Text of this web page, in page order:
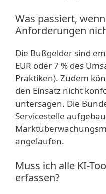
Was passiert,
Anforderungen
Die Bußgelder sind
EUR oder 7 % des
Praktiken). Zudem
den Einsatz nicht
untersagen. Die
Servicestelle
angelaufen.
Muss ich alle KI-
erfassen?